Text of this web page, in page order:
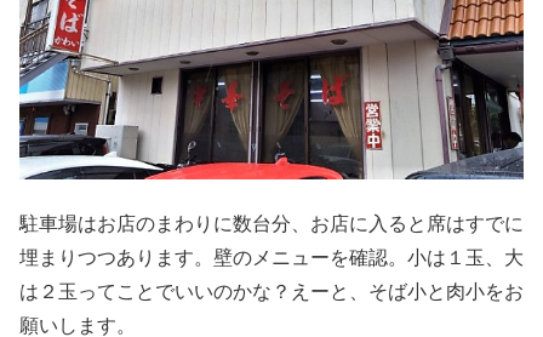
駐車場はお店のまわりに数台分、お店に入ると席はすでに
埋まりつつあります。壁のメニューを確認。小は１玉、大
は２玉ってことでいいのかな？えーと、そば小と肉小をお
願いします。